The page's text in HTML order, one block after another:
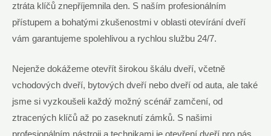
ztráta klíčů znepříjemnila den. S naším profesionálním
přístupem a bohatými zkušenostmi v oblasti otevírání dveří
vám garantujeme spolehlivou a rychlou službu 24/7.
Nejenže dokážeme otevřít širokou škálu dveří, včetně
vchodových dveří, bytových dveří nebo dveří od auta, ale také
jsme si vyzkoušeli každý možný scénář zamčení, od
ztracených klíčů až po zaseknutí zámků. S našimi